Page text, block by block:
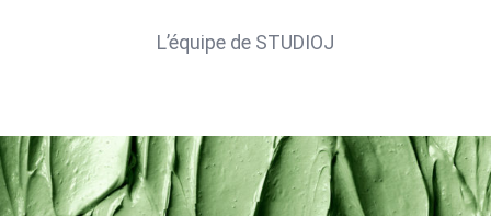
L’équipe de STUDIOJ